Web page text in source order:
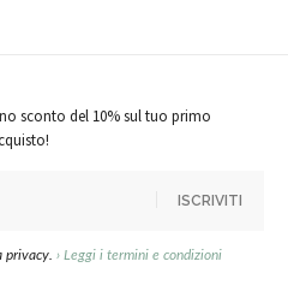
sconto del 10% sul tuo primo
ISCRIVITI
privacy. › Leggi i termini e condizioni